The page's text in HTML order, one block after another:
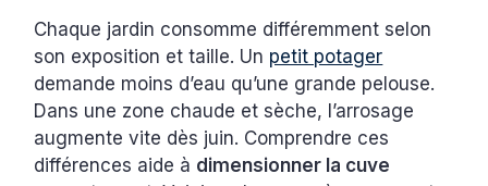
Chaque jardin consomme différemment selon
son exposition et taille. Un petit potager
demande moins d’eau qu’une grande pelouse.
Dans une zone chaude et sèche, l’arrosage
augmente vite dès juin. Comprendre ces
différences aide à dimensionner la cuve